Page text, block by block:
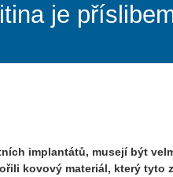
je
implantátů, musejí být
kovový materiál, který tyto